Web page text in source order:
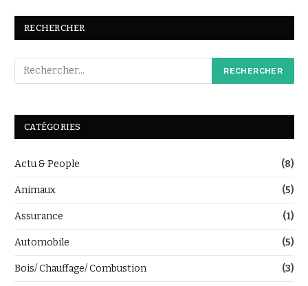
RECHERCHER
CATÉGORIES
Actu & People (8)
Animaux (5)
Assurance (1)
Automobile (5)
Bois/ Chauffage/ Combustion (3)